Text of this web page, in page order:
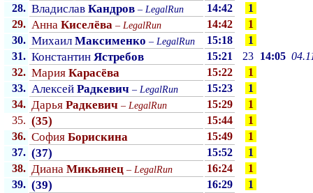
28. Владислав Кандров – LegalRun 14:42
1
29. Анна Киселёва – LegalRun 14:42
1
30. Михаил Максименко – LegalRun 15:18
1
31. Константин Ястребов 15:21 23 14:05
32. Мария Карасёва 15:22
1
33. Алексей Радкевич – LegalRun 15:23
1
34. Дарья Радкевич – LegalRun 15:29
1
35. (35) 15:44
1
36. София Борискина 15:49
1
37. (37) 15:52
1
38. Диана Микьянец – LegalRun 16:24
1
39. (39) 16:29
1